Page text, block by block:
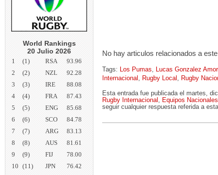
World Rankings
20 Julio 2026
1 (1) RSA
93.96
2
(2) NZL
92.28
3
(3) IRE
88.08
4
(4) FRA
87.43
5
(5) ENG
85.68
6
(6) SCO
84.78
7
(7) ARG
83.13
8
(8) AUS
81.61
9
(9) FIJ
78.00
10 (11) JPN 76.42
No hay articulos relacionados a
Tags: Los Pumas, Lucas Gonzalez
Internacional , Rugby Local , Rugby
Esta entrada fue publicada el martes,
Rugby Internacional , Equipos Nacionales
seguir cualquier respuesta referida a